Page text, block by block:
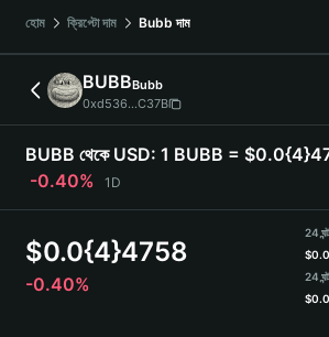
Italiano
Deutsch
简体中文
繁體中文
Português (Portugal)
Bahasa Indonesia
Español
হোম ক্রিপ্টো দাম Bubb দাম
BUBBBubb
0xd536...C37B
BUBB থেকে USD: 1 BUBB =
-0.40%
1D
$0.0{4}4758
-0.40%
24
$
24
$